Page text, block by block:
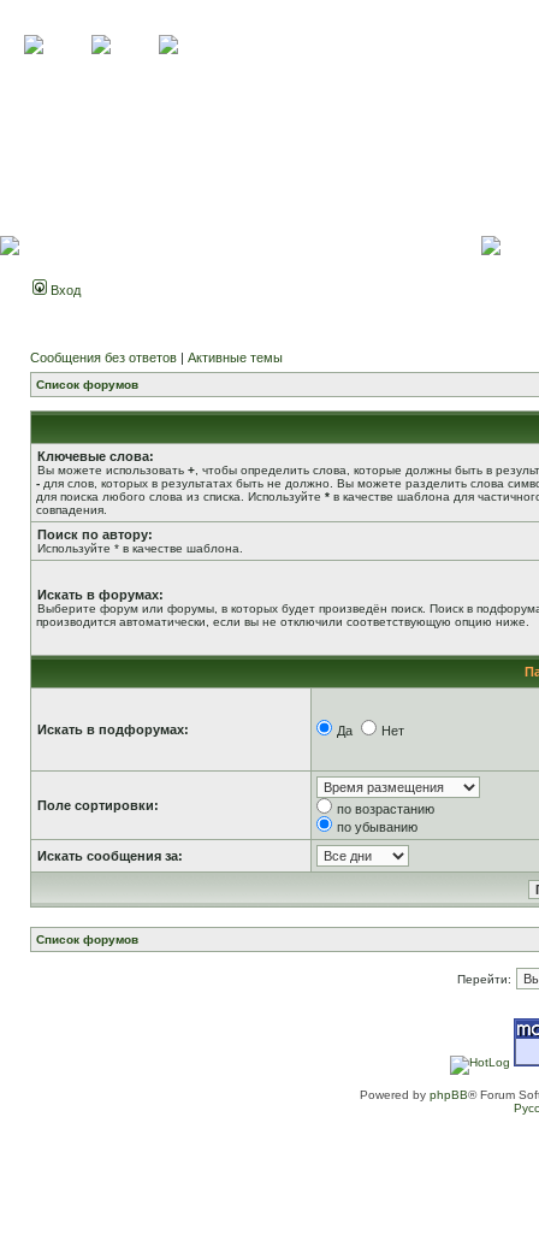
Вход
Сообщения без ответов | Активные темы
Список форумов
Ключевые слова:
Вы можете использовать + , чтобы определить слова, которые должны быть в
- для слов, которых в результатах быть не должно. Вы можете разделить слова
для поиска любого слова из списка. Используйте * в качестве шаблона для
совпадения.
Поиск по автору:
Используйте * в качестве шаблона.
Искать в форумах:
Выберите форум или форумы, в которых будет произведён поиск. Поиск в
производится автоматически, если вы не отключили соответствующую опцию ниже.
Искать в подфорумах: Да Нет
Поле сортировки:
по возрастанию
по убыванию
Искать сообщения за:
Список форумов
Перейти:
Powered by phpBB® Forum